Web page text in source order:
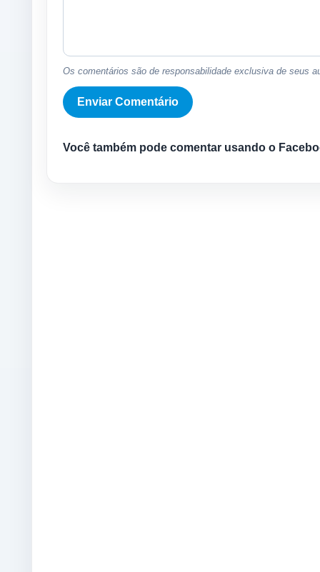
Os comentários são de responsabilidade exclusiva de seus
Você também pode comentar usando o